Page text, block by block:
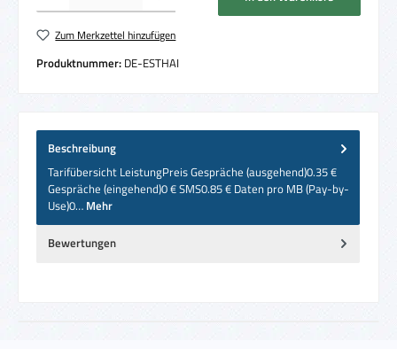
Zum Merkzettel hinzufügen
Produktnummer: DE-ESTHAI
Beschreibung
Tarifübersicht LeistungPreis Gespräche (ausgehend)0.35 €
Gespräche (eingehend)0 € SMS0.85 € Daten pro MB (Pay-by-
Use)0… Mehr
Bewertungen